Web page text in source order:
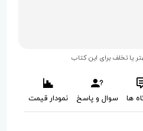
یا تخلف برای این کتاب
ها سوال و پاسخ نمودار قیمت